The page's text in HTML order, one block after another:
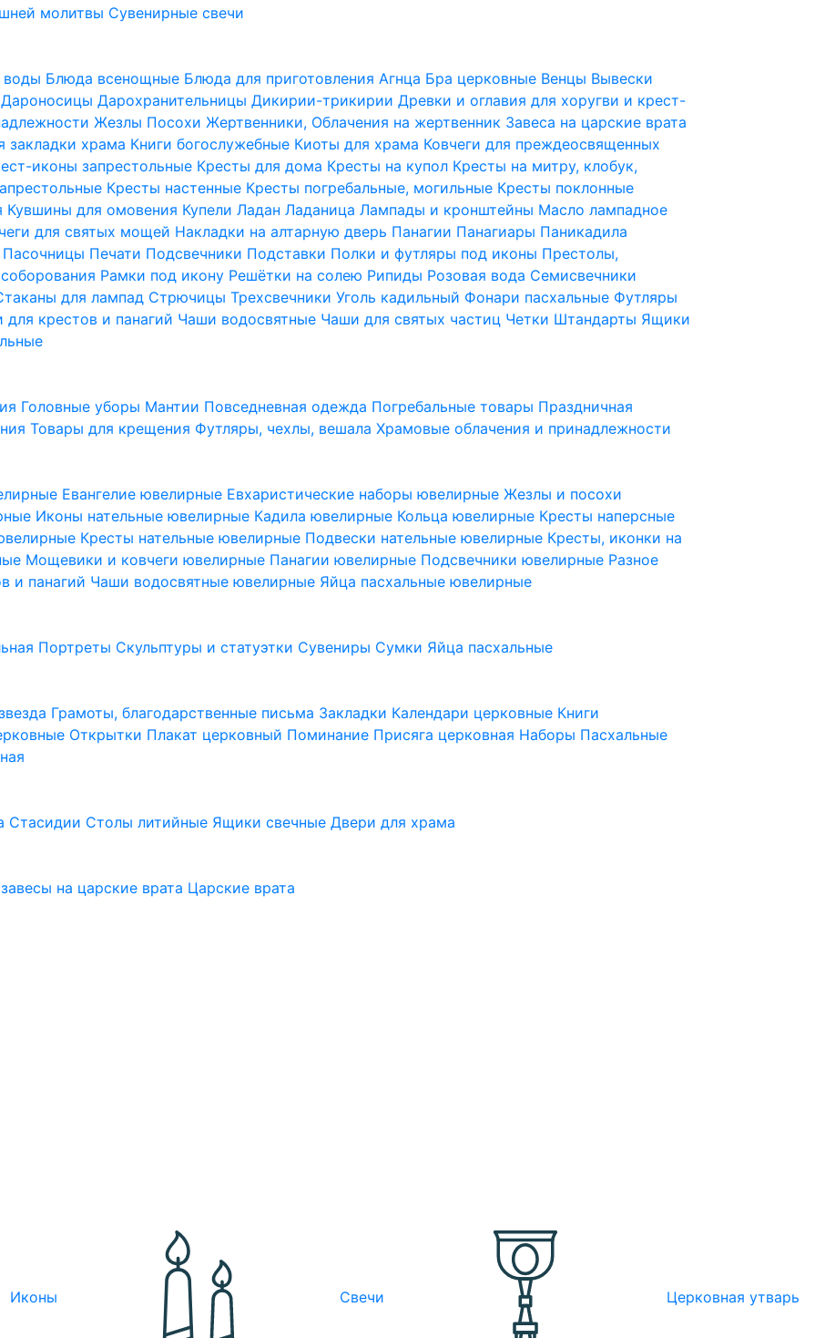
молитвы Сувенирные свечи
воды Блюда всенощные Блюда для приготовления Агнца Бра церковные Венцы Вывески
ДароносицыДарохранительницыДикирии-трикирииДревки и оглавия для хоругви и крест-
Жезлы ПосохиЖертвенники, Облачения на жертвенник Завеса на царские врата
закладки храма Книги богослужебные Киоты для храма Ковчеги для преждеосвященных
иконы запрестольные Кресты для дома Кресты на купол Кресты на митру, клобук,
Кресты настенные Кресты погребальные, могильные Кресты поклонные
Кувшины для омовения КупелиЛаданЛаданицаЛампады и кронштейны Масло лампадное
для святых мощей Накладки на алтарную дверь Панагии Панагиары Паникадила
Пасочницы Печати Подсвечники Подставки Полки и футляры под иконы Престолы,
Рамки под икону Решётки на солею Рипиды Розовая вода Семисвечники
для лампад СтрючицыТрехсвечникиУголь кадильный Фонари пасхальные Футляры
для крестов и панагий Чаши водосвятные Чаши для святых частиц Четки Штандарты Ящики
Головные уборы Мантии Повседневная одежда Погребальные товары Праздничная
Товары для крещения Футляры, чехлы, вешалаХрамовые облачения и принадлежности
Евангелие ювелирные Евхаристические наборы ювелирныеЖезлы и посохи
Иконы нательные ювелирные Кадила ювелирные Кольца ювелирные Кресты наперсные
Кресты нательные ювелирные Подвески нательные ювелирные Кресты, иконки на
Мощевики и ковчеги ювелирные Панагии ювелирные Подсвечники ювелирные Разное
и панагий Чаши водосвятные ювелирные Яйца пасхальные ювелирные
Портреты Скульптуры и статуэтки Сувениры Сумки Яйца пасхальные
Грамоты, благодарственные письма Закладки Календари церковные Книги
Открытки Плакат церковный Поминание Присяга церковная Наборы Пасхальные
Стасидии Столы литийные Ящики свечныеДвери для храма
на царские врата Царские врата
Иконы Свечи Церковная утварь